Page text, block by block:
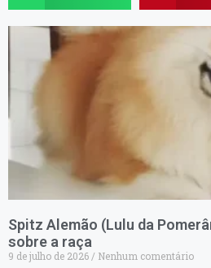
Spitz Alemão (Lulu da
sobre a raça
9 de julho de 2026
Nenhum comentário